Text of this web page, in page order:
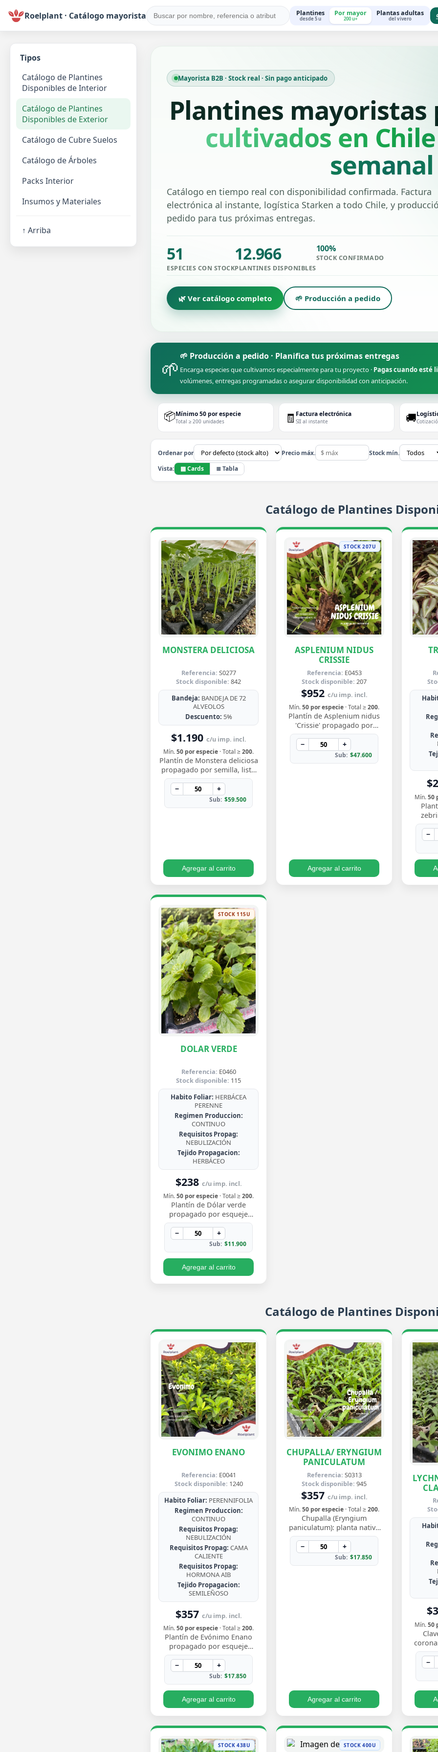
Roelplant · Catálogo mayorista Plantines
desde 5 u
Por mayor
200 u+
Plantas adultas
del vivero
Mayorista B2B · Stock real · Sin pago anticipado
Plantines
cultivados en
semanal
Catálogo en tiempo real con disponibilidad confirmada. Factura
electrónica al instante, logística Starken a todo Chile, y
pedido para tus próximas entregas.
51
ESPECIES CON STOCK
12.966
PLANTINES DISPONIBLES
100%
STOCK CONFIRMADO
🌿 Ver catálogo completo 🌱 Producción a pedido
🌱 🌱 Producción a pedido · Planifica tus próximas entregas
Encarga especies que cultivamos especialmente para tu proyecto · Pagas cuando esté
volúmenes, entregas programadas o asegurar disponibilidad con anticipación.
📦Mínimo 50 por especie
Total ≥ 200 unidades 🧾 Factura electrónica
SII al instante 🚚
Ordenar por Precio máx. Stock mín.
Vista:
▦ Cards ≣ Tabla
Tipos
Catálogo de Plantines
Disponibles de Interior
Catálogo de Plantines
Disponibles de Exterior
Catálogo de Cubre Suelos
Catálogo de Árboles
Packs Interior
Insumos y Materiales
↑ Arriba
Catálogo de Plantines
MONSTERA DELICIOSA
Referencia: S0277
Stock disponible: 842
Bandeja: BANDEJA DE 72
ALVEOLOS
Descuento: 5%
$1.190 c/u imp. incl.
Mín.50 por especie · Total ≥200.
Plantín de Monstera deliciosa
propagado por semilla, listo
para trasplantar y ver crecer
sus icónicas hojas perforadas
…
− +
Sub: $59.500
Agregar al carrito
STOCK 207U
ASPLENIUM NIDUS
CRISSIE
Referencia: E0453
Stock disponible: 207
$952 c/u imp. incl.
Mín.50 por especie · Total ≥200.
Plantín de Asplenium nidus
'Crissie' propagado por
esqueje enraizado, con
frondas de bordes ondulados
y festoneados que…
− +
Sub: $47.600
Agregar al carrito
Mín.50
−
STOCK 115U
DOLAR VERDE
Referencia: E0460
Stock disponible: 115
Habito Foliar: HERBÁCEA
PERENNE
Regimen Produccion:
CONTINUO
Requisitos Propag:
NEBULIZACIÓN
Tejido Propagacion:
HERBÁCEO
$238 c/u imp. incl.
Mín.50 por especie · Total ≥200.
Plantín de Dólar verde
propagado por esqueje
enraizado, con hojas
redondeadas de un verde
brillante y crecimiento trepa…
− +
Sub: $11.900
Agregar al carrito
Catálogo de Plantines
EVONIMO ENANO
Referencia: E0041
Stock disponible: 1240
Habito Foliar: PERENNIFOLIA
Regimen Produccion:
CONTINUO
Requisitos Propag:
NEBULIZACIÓN
Requisitos Propag: CAMA
CALIENTE
Requisitos Propag:
HORMONA AIB
Tejido Propagacion:
SEMILEÑOSO
$357 c/u imp. incl.
Mín.50 por especie · Total ≥200.
Plantín de Evónimo Enano
propagado por esqueje
enraizado, arbusto compacto
de follaje perenne verde
brillante con borde…
− +
Sub: $17.850
Agregar al carrito
CHUPALLA/ ERYNGIUM
PANICULATUM
Referencia: S0313
Stock disponible: 945
$357 c/u imp. incl.
Mín.50 por especie · Total ≥200.
Chupalla (Eryngium
paniculatum): planta nativa
de Chile, rústica, de hojas en
roseta con bordes espinosos.
Muy resisten…
− +
Sub: $17.850
Agregar al carrito
Mín.50
gris
−
STOCK 438U STOCK 400U